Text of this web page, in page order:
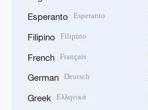
Esperanto Esperanto
Filipino Filipino
French Français
German Deutsch
Greek Ελληνικά